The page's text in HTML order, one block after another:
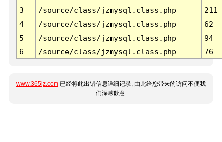
3 /source/class/jzmysql.class.php
211
4
/source/class/jzmysql.class.php
62
5
/source/class/jzmysql.class.php
94
6
/source/class/jzmysql.class.php 76
www.365jz.com 已经将此出错信息详细记录, 由此给您带来的访问不便我
们深感歉意.